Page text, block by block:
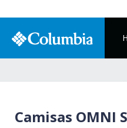
Camisas OMNI